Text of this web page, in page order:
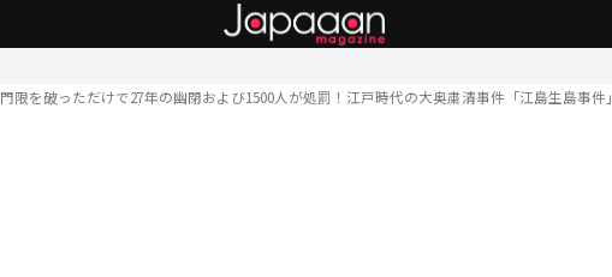
門限を破っただけで27年の幽閉および1500人が処罰！江戸時代の大奥粛清事件「江島生島事件」